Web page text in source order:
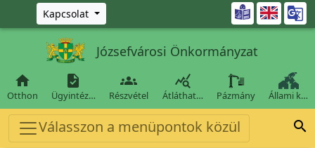
Ugrás a fő tartalomra
Kapcsolat 
Józsefvárosi Önkormányzat

Otthon

Ügyintéz…

Részvétel

Átláthat… Pázmány Állami k…
Válasszon a menüpontok közül 